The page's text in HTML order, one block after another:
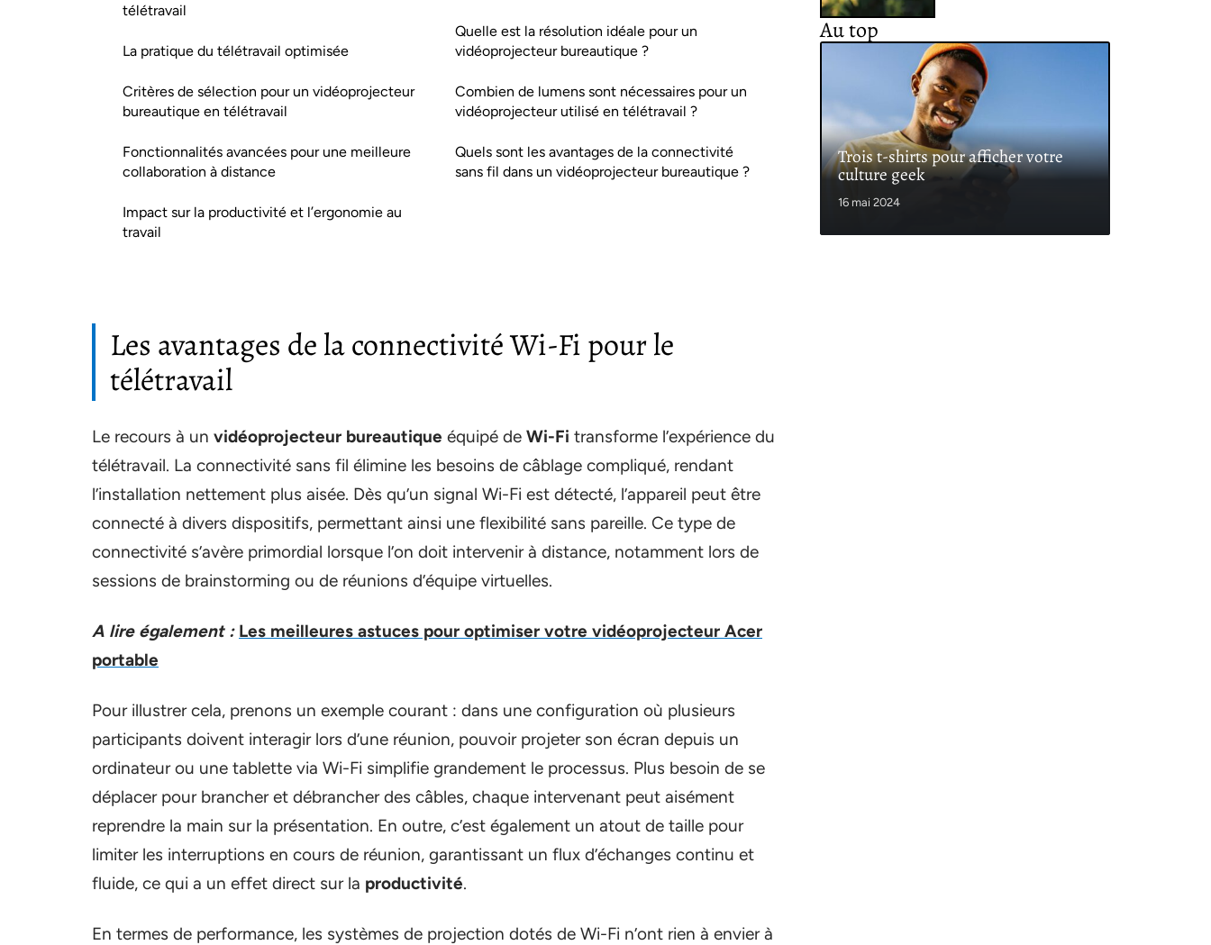
télétravail
La pratique du télétravail optimisée
Critères de sélection pour un vidéoprojecteur
bureautique en télétravail
Fonctionnalités avancées pour une meilleure
collaboration à distance
Impact sur la productivité et l’ergonomie au
travail
Quelle est la résolution idéale pour un
vidéoprojecteur bureautique ?
Combien de lumens sont nécessaires pour un
vidéoprojecteur utilisé en télétravail ?
Quels sont les avantages de la connectivité
sans fil dans un vidéoprojecteur bureautique ?
Les avantages de la connectivité Wi-Fi pour le
télétravail
Le recours à un vidéoprojecteur bureautique équipé de Wi-Fi transforme l’expérience du
télétravail. La connectivité sans fil élimine les besoins de câblage compliqué, rendant
l’installation nettement plus aisée. Dès qu’un signal Wi-Fi est détecté, l’appareil peut être
connecté à divers dispositifs, permettant ainsi une flexibilité sans pareille. Ce type de
connectivité s’avère primordial lorsque l’on doit intervenir à distance, notamment lors de
sessions de brainstorming ou de réunions d’équipe virtuelles.
A lire également : Les meilleures astuces pour optimiser votre vidéoprojecteur Acer
portable
Pour illustrer cela, prenons un exemple courant : dans une configuration où plusieurs
participants doivent interagir lors d’une réunion, pouvoir projeter son écran depuis un
ordinateur ou une tablette via Wi-Fi simplifie grandement le processus. Plus besoin de se
déplacer pour brancher et débrancher des câbles, chaque intervenant peut aisément
reprendre la main sur la présentation. En outre, c’est également un atout de taille pour
limiter les interruptions en cours de réunion, garantissant un flux d’échanges continu et
fluide, ce qui a un effet direct sur la productivité.
En termes de performance, les systèmes de projection dotés de Wi-Fi n’ont rien à envier à
Au top
Trois t-shirts pour afficher votre
culture geek
16 mai 2024